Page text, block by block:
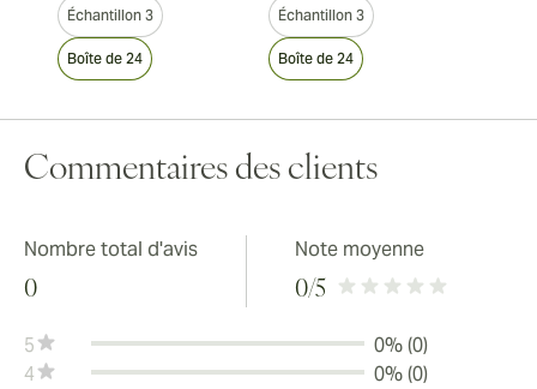
Échantillon 3
Boîte de 24
Échantillon 3
Boîte de 24
Commentaires des clients
Nombre total d'avis
0
Note moyenne
0/5
5
0% (0)
4
0% (0)